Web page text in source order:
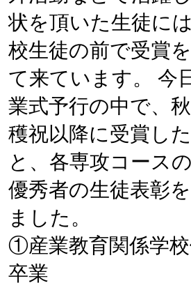
状を頂いた生徒に
校生徒の前で受賞を
て来ています。 今
業式予行の中で、
穫祝以降に受賞し
と、各専攻コース
優秀者の生徒表彰
ました。
①産業教育関係学校
卒業